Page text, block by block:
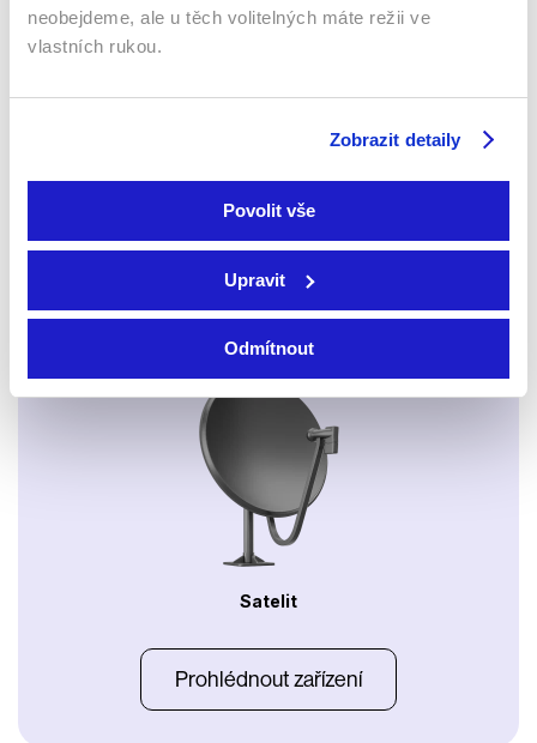
neobejdeme, ale u těch volitelných máte režii ve
vlastních rukou.
Zobrazit detaily
Povolit vše
Upravit
Odmítnout
Xbox app
Satelit
Prohlédnout zařízení